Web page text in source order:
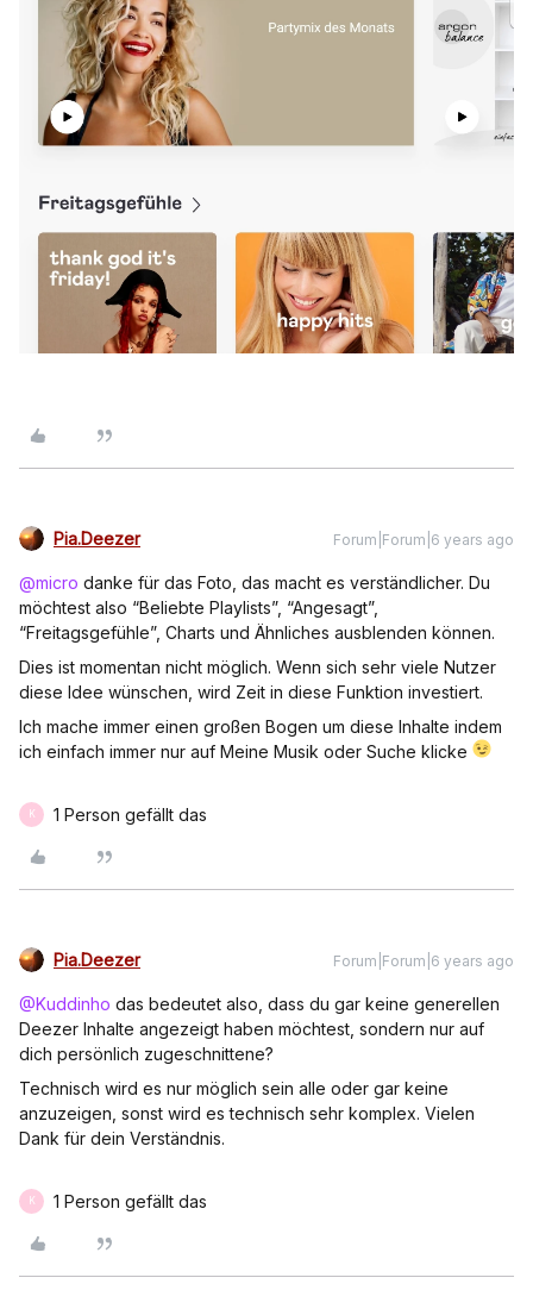
Pia.Deezer Forum|Forum|6 years ago
@micro danke für das Foto, das macht es verständlicher. Du
möchtest also “Beliebte Playlists”, “Angesagt”,
“Freitagsgefühle”, Charts und Ähnliches ausblenden können.
Dies ist momentan nicht möglich. Wenn sich sehr viele Nutzer
diese Idee wünschen, wird Zeit in diese Funktion investiert.
Ich mache immer einen großen Bogen um diese Inhalte indem
ich einfach immer nur auf Meine Musik oder Suche klicke
K 1 Person gefällt das
Pia.Deezer Forum|Forum|6 years ago
@Kuddinho das bedeutet also, dass du gar keine generellen
Deezer Inhalte angezeigt haben möchtest, sondern nur auf
dich persönlich zugeschnittene?
Technisch wird es nur möglich sein alle oder gar keine
anzuzeigen, sonst wird es technisch sehr komplex. Vielen
Dank für dein Verständnis.
K 1 Person gefällt das